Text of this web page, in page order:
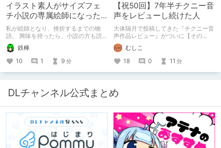
イラスト素人がサイズフェ
チ小説の専属絵師になった
お話
私が絵師となり、挫折するまでの物
語。 興味を持ったら、小説の方も読
んで欲しいなって感じ 私の絵を使っ
てくれてる小説書きさんのページＵＲ
Ｌ
https://www.pixiv.net/users/341489
73/novels?p=1
鉄棒
10
1 9 分
【祝50回】7年半チクニー音
声をレビューし続けた人
大体隔月で投稿してきた『チクニー音
声作品レビュー』がついに【その
50】を迎えました！ 約7年半チクニー
し続け、おシコり報告をしてきただけ
ですけど記念は記念。 皆様への感謝
を伝えたり、これまでの投稿を振り返
ります。
むしこ
18
0 11 分
DLチャンネル公式まとめ